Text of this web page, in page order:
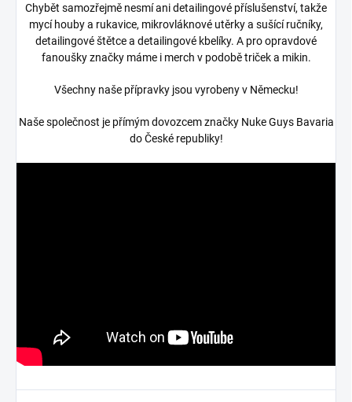
Chybět samozřejmě nesmí ani detailingové příslušenství, takže
mycí houby a rukavice, mikrovláknové utěrky a sušící ručníky,
detailingové štětce a detailingové kbelíky. A pro opravdové
fanoušky značky máme i merch v podobě triček a mikin.
Všechny naše přípravky jsou vyrobeny v Německu!
Naše společnost je přímým dovozcem značky Nuke Guys Bavaria
do České republiky!